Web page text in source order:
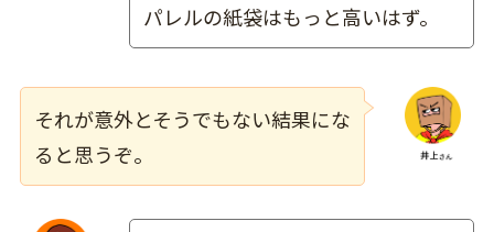
パレルの紙袋はもっと高いはず。
それが意外とそうでもない結果にな
ると思うぞ。